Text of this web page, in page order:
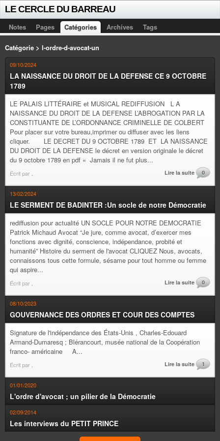
LE CERCLE DU BARREAU
Notes Pages Catégories Archives Tags
Catégorie > l-ordre-d-avocat-un
09/10/2024
LA NAISSANCE DU DROIT DE LA DEFENSE CE 9 OCTOBRE
1789
LE PALAIS LITTÉRAIRE et MUSICAL REDIFFUSION L A
NAISSANCE DU DROIT DE LA DEFENSE L’ABROGATION PAR LA
CONSTITUANTE DE L’ORDONNANCE CRIMINELLE DE COLBERT
Pour placer sur votre bureau,imprimer ou diffuser avec les liens
cliquer. LE DECRET DU 9 OCTOBRE 1789 ET LA NAISSANCE
DU DROIT DE LA DEFENSE le décret en version originale le décret
du 9 octobre 1789 en pdf « Jamais il ne fut plus...
Écrit par Lire la suite 0
13/02/2024
LE SERMENT DE BADINTER :Un socle de notre Démocratie
rediffusion pour actualité UN SOCLE POUR NOTRE DEMOCRATIE
Patrick Michaud Avocat “Je jure, comme avocat, d’exercer mes
fonctions avec dignité, conscience, indépendance, probité et
humanité” Histoire du serment de l'avocat CLIQUEZ Nous, avocats,
connaissons tous cette formule, sésame pour tout homme ou femme
qui aspire...
Écrit par Lire la suite 0
08/10/2023
GOUVERNANCE DES ORDRES ET COUR DES COMPTES
Signature de l'indépendance des États-Unis , Charles-Edouard
Armand-Dumaresq ; Blérancourt, musée national de la Coopération
franco- américaine A...
Écrit par Lire la suite 1
01/01/2020
L'ordre d'avocat ; un pilier de la Démocratie
02/09/2014
Les interviews du PETIT PRINCE